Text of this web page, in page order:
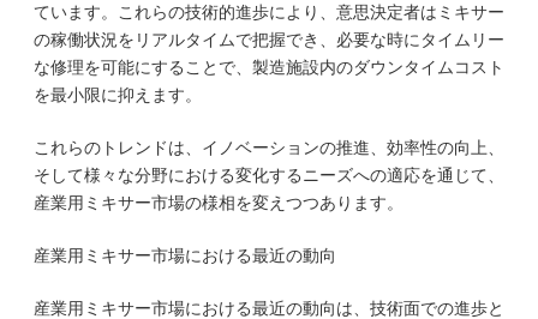
ています。これらの技術的進歩により、意思決定者はミキサー
の稼働状況をリアルタイムで把握でき、必要な時にタイムリー
な修理を可能にすることで、製造施設内のダウンタイムコスト
を最小限に抑えます。
これらのトレンドは、イノベーションの推進、効率性の向上、
そして様々な分野における変化するニーズへの適応を通じて、
産業用ミキサー市場の様相を変えつつあります。
産業用ミキサー市場における最近の動向
産業用ミキサー市場における最近の動向は、技術面での進歩と